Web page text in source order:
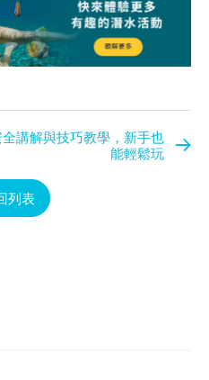
講解與技巧教學，新手也
能輕鬆玩
列表